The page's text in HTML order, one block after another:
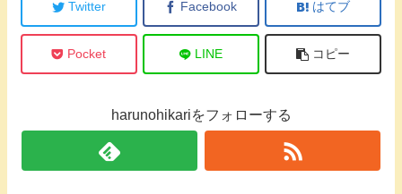
Twitter Facebook はてブ
Pocket LINE コピー
harunohikariをフォローする